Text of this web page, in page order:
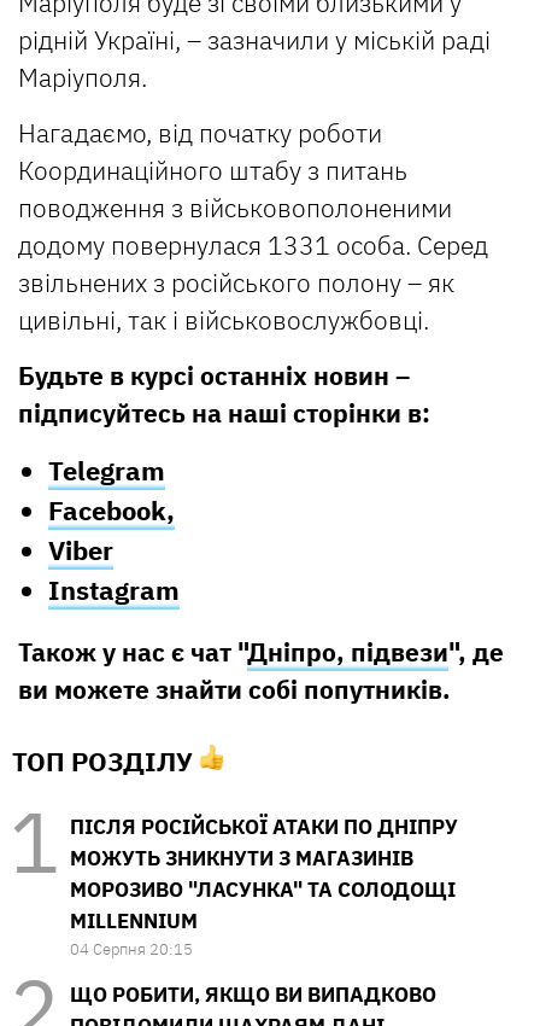
рідній Україні, – зазначили у міській раді
Маріуполя.
Нагадаємо, від початку роботи
Координаційного штабу з питань
поводження з військовополоненими
додому повернулася 1331 особа. Серед
звільнених з російського полону – як
цивільні, так і військовослужбовці.
Будьте в курсі останніх новин –
підписуйтесь на наші сторінки в:
Telegram
Facebook,
Viber
Instagram
Також у нас є чат "Дніпро, підвези", де
ви можете знайти собі попутників.
ТОП РОЗДІЛУ
ПІСЛЯ РОСІЙСЬКОЇ АТАКИ ПО ДНІПРУ
МОЖУТЬ ЗНИКНУТИ З МАГАЗИНІВ
МОРОЗИВО "ЛАСУНКА" ТА СОЛОДОЩІ
MILLENNIUM
04 Серпня 20:15
ЩО РОБИТИ, ЯКЩО ВИ ВИПАДКОВО